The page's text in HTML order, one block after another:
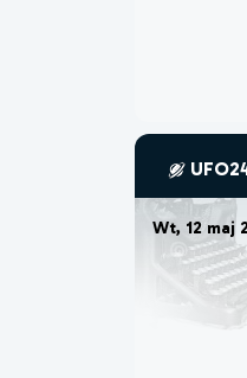
Wt, 12 maj
godz ok